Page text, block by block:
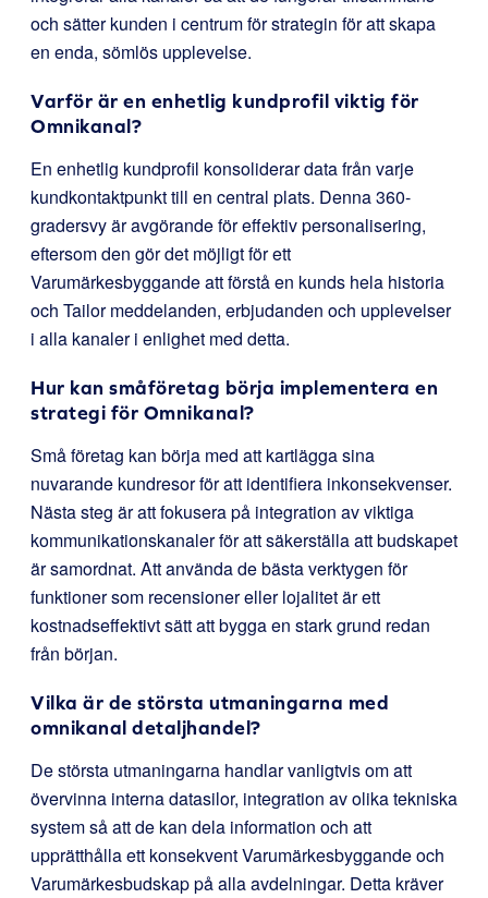
och sätter kunden i centrum för strategin för att skapa
en enda, sömlös upplevelse.
Varför är en enhetlig kundprofil viktig för
Omnikanal?
En enhetlig kundprofil konsoliderar data från varje
kundkontaktpunkt till en central plats. Denna 360-
gradersvy är avgörande för effektiv personalisering,
eftersom den gör det möjligt för ett
Varumärkesbyggande att förstå en kunds hela historia
och Tailor meddelanden, erbjudanden och upplevelser
i alla kanaler i enlighet med detta.
Hur kan småföretag börja implementera en
strategi för Omnikanal?
Små företag kan börja med att kartlägga sina
nuvarande kundresor för att identifiera inkonsekvenser.
Nästa steg är att fokusera på integration av viktiga
kommunikationskanaler för att säkerställa att budskapet
är samordnat. Att använda de bästa verktygen för
funktioner som recensioner eller lojalitet är ett
kostnadseffektivt sätt att bygga en stark grund redan
från början.
Vilka är de största utmaningarna med
omnikanal detaljhandel?
De största utmaningarna handlar vanligtvis om att
övervinna interna datasilor, integration av olika tekniska
system så att de kan dela information och att
upprätthålla ett konsekvent Varumärkesbyggande och
Varumärkesbudskap på alla avdelningar. Detta kräver